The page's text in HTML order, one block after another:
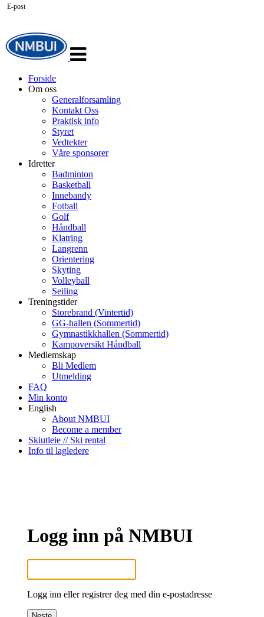
navigasjon
Forside
Om oss
Generalforsamling
Kontakt Oss
Praktisk info
Styret
Vedtekter
Våre sponsorer
Idretter
Badminton
Basketball
Innebandy
Fotball
Golf
Håndball
Klatring
Langrenn
Orientering
Skyting
Volleyball
Seiling
Treningstider
Storebrand (Vintertid)
GG-hallen (Sommertid)
Gymnastikkhallen (Sommertid)
Kampoversikt Håndball
Medlemskap
Bli Medlem
Utmelding
FAQ
Min konto
English
About NMBUI
Become a member
Skiutleie // Ski rental
Info til lagledere
Logg inn på NMBUI
E-post
Logg inn eller registrer deg med din e-postadresse